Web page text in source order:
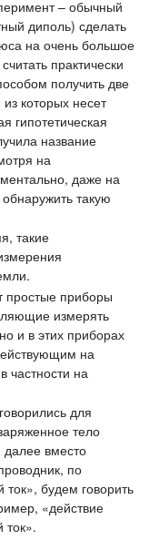
– обычный
диполь) сделать
на очень большое
практически
получить две
которых несет
гипотетическая
название
на
даже на
такую
такие
простые приборы
измерять
и в этих приборах
на
частности на
для
тело
далее вместо
по
ток», будем говорить
«действие
ток».